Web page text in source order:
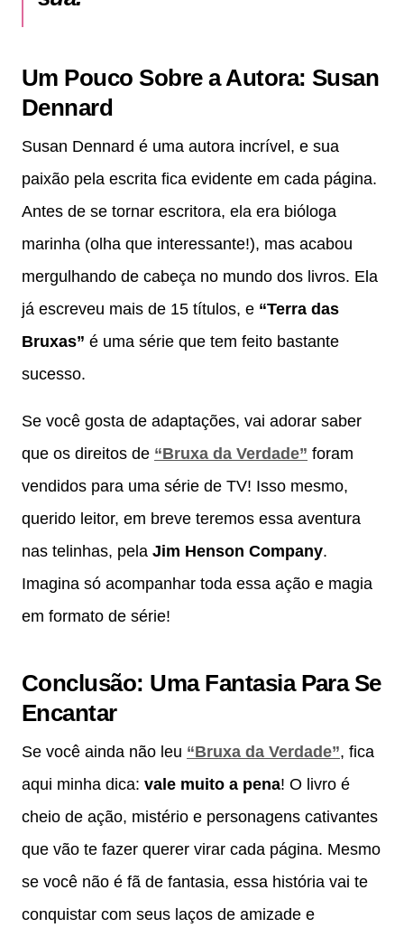
Um Pouco Sobre a Autora: Susan
Dennard
Susan Dennard é uma autora incrível, e sua
paixão pela escrita fica evidente em cada página.
Antes de se tornar escritora, ela era bióloga
marinha (olha que interessante!), mas acabou
mergulhando de cabeça no mundo dos livros. Ela
já escreveu mais de 15 títulos, e “Terra das
Bruxas” é uma série que tem feito bastante
sucesso.
Se você gosta de adaptações, vai adorar saber
que os direitos de “Bruxa da Verdade” foram
vendidos para uma série de TV! Isso mesmo,
querido leitor, em breve teremos essa aventura
nas telinhas, pela Jim Henson Company.
Imagina só acompanhar toda essa ação e magia
em formato de série!
Conclusão: Uma Fantasia Para Se
Encantar
Se você ainda não leu “Bruxa da Verdade”, fica
aqui minha dica: vale muito a pena! O livro é
cheio de ação, mistério e personagens cativantes
que vão te fazer querer virar cada página. Mesmo
se você não é fã de fantasia, essa história vai te
conquistar com seus laços de amizade e